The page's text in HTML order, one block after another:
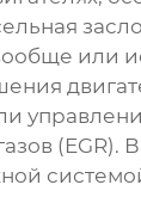
или
(EGR).